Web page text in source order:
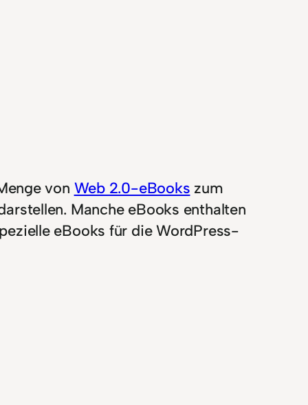
von Web 2.0-eBooks zum
Manche eBooks enthalten
eBooks für die WordPress-